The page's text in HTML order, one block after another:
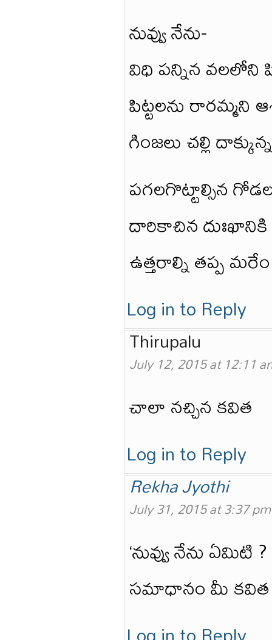
నువ్వు నేను-
విధి పన్నిన వలలోని
పిట్టలను రారమ్మని
గింజలు చల్లి
పగలగొట్టాల్సిన
దారికాచిన
ఉత్తరాల్ని తప్ప
Log in to Reply
Thirupalu
July 12, 2015 at 12:11
చాలా నచ్చిన కవిత
Log in to Reply
Rekha Jyothi
July 31, 2015 at 3:37 pm
‘నువ్వు నేను
సమాధానం మీ కవిత